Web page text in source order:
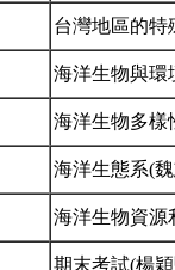
台灣地區的
海洋生物與
海洋生物多
海洋生態系(
海洋生物資
期末考試(楊